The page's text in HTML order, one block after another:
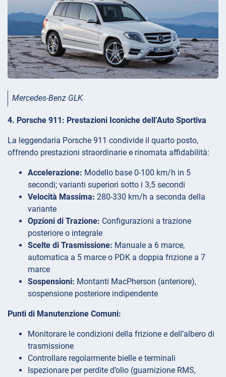
Mercedes-Benz GLK
4. Porsche 911: Prestazioni Iconiche dell’Auto Sportiva
La leggendaria Porsche 911 condivide il quarto posto,
offrendo prestazioni straordinarie e rinomata affidabilità:
Accelerazione: Modello base 0-100 km/h in 5
secondi; varianti superiori sotto i 3,5 secondi
Velocità Massima: 280-330 km/h a seconda della
variante
Opzioni di Trazione: Configurazioni a trazione
posteriore o integrale
Scelte di Trasmissione: Manuale a 6 marce,
automatica a 5 marce o PDK a doppia frizione a 7
marce
Sospensioni: Montanti MacPherson (anteriore),
sospensione posteriore indipendente
Punti di Manutenzione Comuni:
Monitorare le condizioni della frizione e dell’albero di
trasmissione
Controllare regolarmente bielle e terminali
Ispezionare per perdite d’olio (guarnizione RMS,